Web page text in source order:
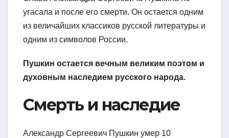
угасала и после его смерти. Он остается одним
из величайших классиков русской литературы и
одним из символов России.
Пушкин остается вечным великим поэтом и
духовным наследием русского народа.
Смерть и наследие
Александр Сергеевич Пушкин умер 10